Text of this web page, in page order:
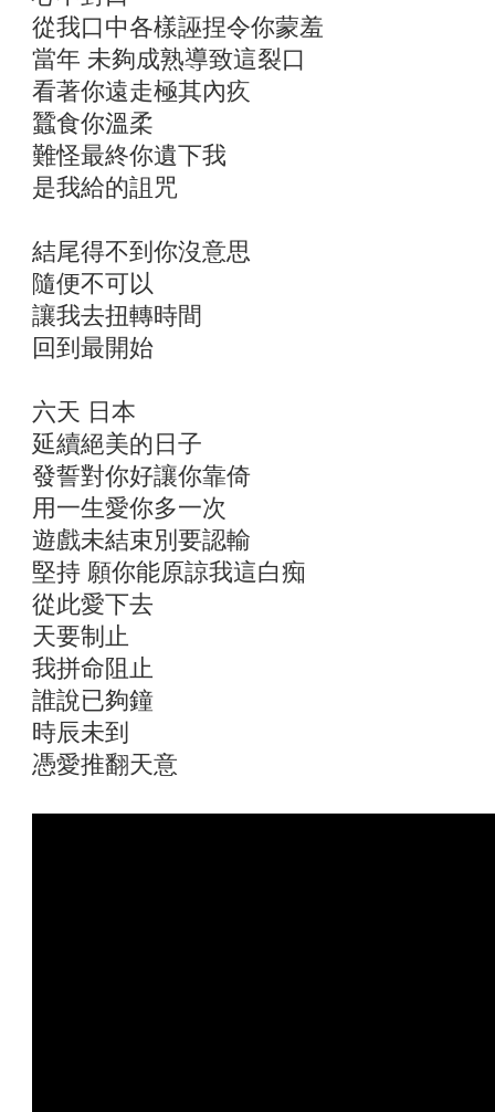
從我口中各樣誣捏令你蒙羞
當年 未夠成熟導致這裂口
看著你遠走極其內疚
蠶食你溫柔
難怪最終你遺下我
是我給的詛咒
結尾得不到你沒意思
隨便不可以
讓我去扭轉時間
回到最開始
六天 日本
延續絕美的日子
發誓對你好讓你靠倚
用一生愛你多一次
遊戲未結束別要認輸
堅持 願你能原諒我這白痴
從此愛下去
天要制止
我拼命阻止
誰說已夠鐘
時辰未到
憑愛推翻天意